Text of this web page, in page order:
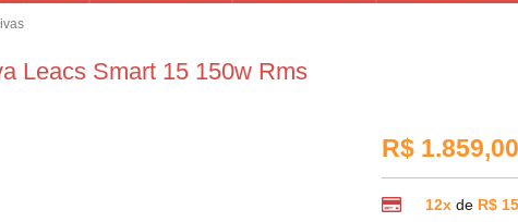
Leacs Smart 15 150w Rms
R$ 1.859,00
12x de R$